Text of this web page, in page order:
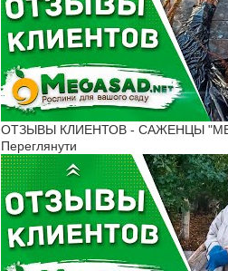
ОТЗЫВЫ КЛИЕНТОВ - САЖЕНЦЫ
Переглянути